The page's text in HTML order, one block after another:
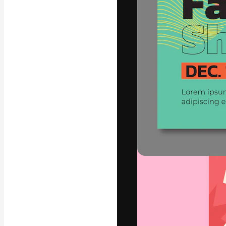
La piattaforma
migliori lavori.
creativi,
Italiano
Copyright © 2010-